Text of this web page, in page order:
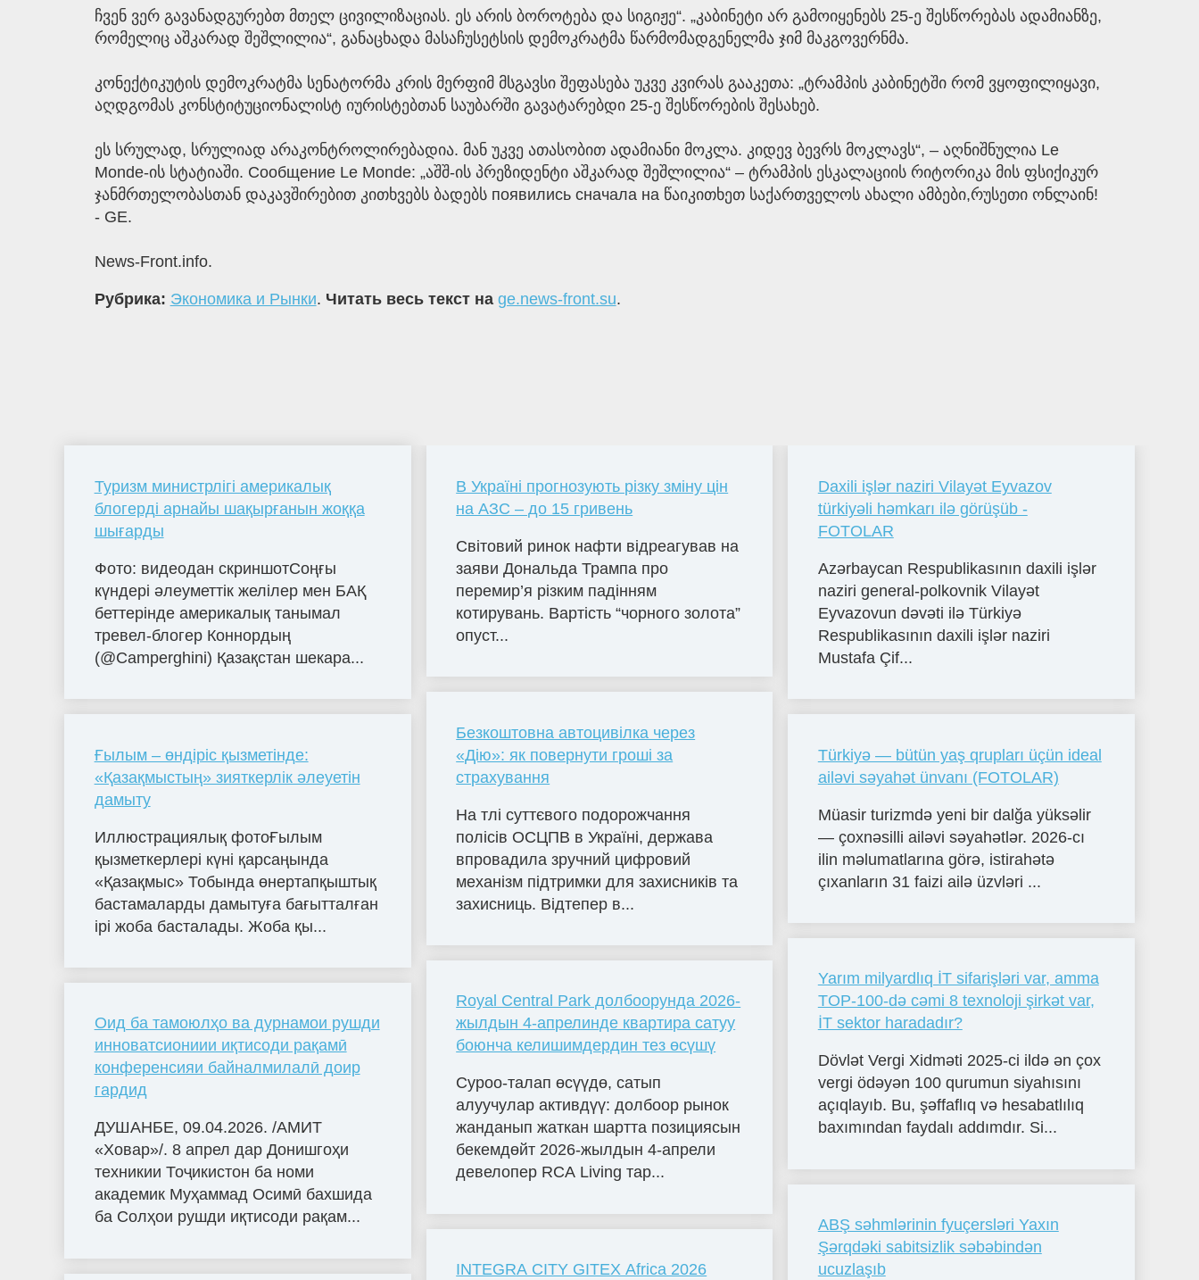
ჩვენ ვერ გავანადგურებთ მთელ ცივილიზაციას. ეს არის ბოროტება და სიგიჟე“. „კაბინეტი არ გამოიყენებს 25-ე შესწორებას ადამიანზე,
რომელიც აშკარად შეშლილია“, განაცხადა მასაჩუსეტსის დემოკრატმა წარმომადგენელმა ჯიმ მაკგოვერნმა.
კონექტიკუტის დემოკრატმა სენატორმა კრის მერფიმ მსგავსი შეფასება უკვე კვირას გააკეთა: „ტრამპის კაბინეტში რომ ვყოფილიყავი,
აღდგომას კონსტიტუციონალისტ იურისტებთან საუბარში გავატარებდი 25-ე შესწორების შესახებ.
ეს სრულად, სრულიად არაკონტროლირებადია. მან უკვე ათასობით ადამიანი მოკლა. კიდევ ბევრს მოკლავს“, – აღნიშნულია Le
Monde-ის სტატიაში. Сообщение Le Monde: „აშშ-ის პრეზიდენტი აშკარად შეშლილია“ – ტრამპის ესკალაციის რიტორიკა მის ფსიქიკურ
ჯანმრთელობასთან დაკავშირებით კითხვებს ბადებს появились сначала на წაიკითხეთ საქართველოს ახალი ამბები,რუსეთი ონლაინ!
- GE.
News-Front.info.
Рубрика: Экономика и Рынки. Читать весь текст на ge.news-front.su.
Туризм министрлігі америкалық
блогерді арнайы шақырғанын жоққа
шығарды
Фото: видеодан скриншотСоңғы
күндері әлеуметтік желілер мен БАҚ
беттерінде америкалық танымал
тревел-блогер Коннордың
(@Camperghini) Қазақстан шекара...
Ғылым – өндіріс қызметінде:
«Қазақмыстың» зияткерлік әлеуетін
дамыту
Иллюстрациялық фотоҒылым
қызметкерлері күні қарсаңында
«Қазақмыс» Тобында өнертапқыштық
бастамаларды дамытуға бағытталған
ірі жоба басталады. Жоба қы...
Оид ба тамоюлҳо ва дурнамои рушди
инноватсиониии иқтисоди рақамӣ
конференсияи байналмилалӣ доир
гардид
ДУШАНБЕ, 09.04.2026. /АМИТ
«Ховар»/. 8 апрел дар Донишгоҳи
техникии Тоҷикистон ба номи
академик Муҳаммад Осимӣ бахшида
ба Солҳои рушди иқтисоди рақам...
В Україні прогнозують різку зміну цін
на АЗС – до 15 гривень
Світовий ринок нафти відреагував на
заяви Дональда Трампа про
перемир’я різким падінням
котирувань. Вартість “чорного золота”
опуст...
Безкоштовна автоцивілка через
«Дію»: як повернути гроші за
страхування
На тлі суттєвого подорожчання
полісів ОСЦПВ в Україні, держава
впровадила зручний цифровий
механізм підтримки для захисників та
захисниць. Відтепер в...
Royal Central Park долбоорунда 2026-
жылдын 4-апрелинде квартира сатуу
боюнча келишимдердин тез өсүшү
Суроо-талап өсүүдө, сатып
алуучулар активдүү: долбоор рынок
жанданып жаткан шартта позициясын
бекемдөйт 2026-жылдын 4-апрели
девелопер RCA Living тар...
INTEGRA CITY GITEX Africa 2026
Daxili işlər naziri Vilayət Eyvazov
türkiyəli həmkarı ilə görüşüb -
FOTOLAR
Azərbaycan Respublikasının daxili işlər
naziri general-polkovnik Vilayət
Eyvazovun dəvəti ilə Türkiyə
Respublikasının daxili işlər naziri
Mustafa Çif...
Türkiyə — bütün yaş qrupları üçün ideal
ailəvi səyahət ünvanı (FOTOLAR)
Müasir turizmdə yeni bir dalğa yüksəlir
— çoxnəsilli ailəvi səyahətlər. 2026-cı
ilin məlumatlarına görə, istirahətə
çıxanların 31 faizi ailə üzvləri ...
Yarım milyardlıq İT sifarişləri var, amma
TOP-100-də cəmi 8 texnoloji şirkət var,
İT sektor haradadır?
Dövlət Vergi Xidməti 2025-ci ildə ən çox
vergi ödəyən 100 qurumun siyahısını
açıqlayıb. Bu, şəffaflıq və hesabatlılıq
baxımından faydalı addımdır. Si...
ABŞ səhmlərinin fyuçersləri Yaxın
Şərqdəki sabitsizlik səbəbindən
ucuzlaşıb